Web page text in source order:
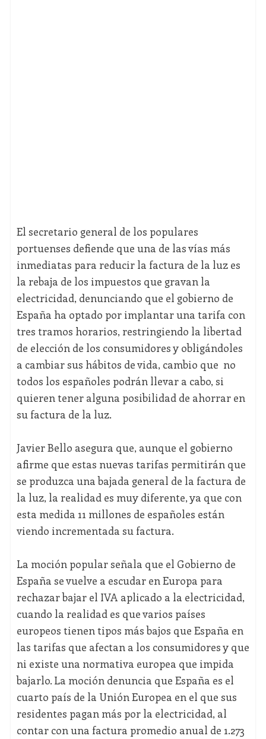
El secretario general de los populares
portuenses defiende que una de las vías más
inmediatas para reducir la factura de la luz es
la rebaja de los impuestos que gravan la
electricidad, denunciando que el gobierno de
España ha optado por implantar una tarifa con
tres tramos horarios, restringiendo la libertad
de elección de los consumidores y obligándoles
a cambiar sus hábitos de vida, cambio que no
todos los españoles podrán llevar a cabo, si
quieren tener alguna posibilidad de ahorrar en
su factura de la luz.
Javier Bello asegura que, aunque el gobierno
afirme que estas nuevas tarifas permitirán que
se produzca una bajada general de la factura de
la luz, la realidad es muy diferente, ya que con
esta medida 11 millones de españoles están
viendo incrementada su factura.
La moción popular señala que el Gobierno de
España se vuelve a escudar en Europa para
rechazar bajar el IVA aplicado a la electricidad,
cuando la realidad es que varios países
europeos tienen tipos más bajos que España en
las tarifas que afectan a los consumidores y que
ni existe una normativa europea que impida
bajarlo. La moción denuncia que España es el
cuarto país de la Unión Europea en el que sus
residentes pagan más por la electricidad, al
contar con una factura promedio anual de 1.273